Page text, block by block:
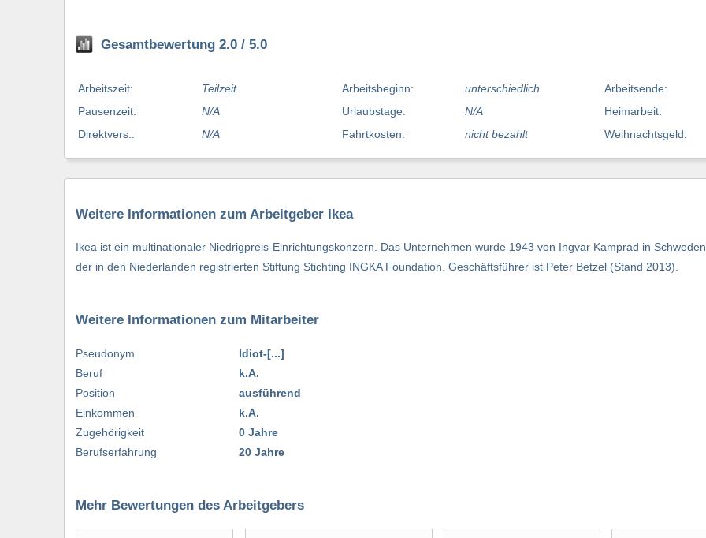
Gesamtbewertung 2.0 / 5.0
Arbeitszeit: Teilzeit Arbeitsbeginn: unterschiedlich Arbeitsende:
Pausenzeit:
N/A Urlaubstage: N/A Heimarbeit:
Direktvers.:
N/A Fahrtkosten: nicht bezahlt Weihnachtsgeld:
Weitere Informationen zum Arbeitgeber Ikea
Ikea ist ein multinationaler Niedrigpreis-Einrichtungskonzern. Das Unternehmen wurde 1943 von Ingvar Kamprad in
der in den Niederlanden registrierten Stiftung Stichting INGKA Foundation. Geschäftsführer ist Peter Betzel (Stand 2013).
Weitere Informationen zum Mitarbeiter
Pseudonym
Beruf
Position
Einkommen
Zugehörigkeit
Berufserfahrung
Idiot-[...]
k.A.
ausführend
k.A.
0 Jahre
20 Jahre
Mehr Bewertungen des Arbeitgebers